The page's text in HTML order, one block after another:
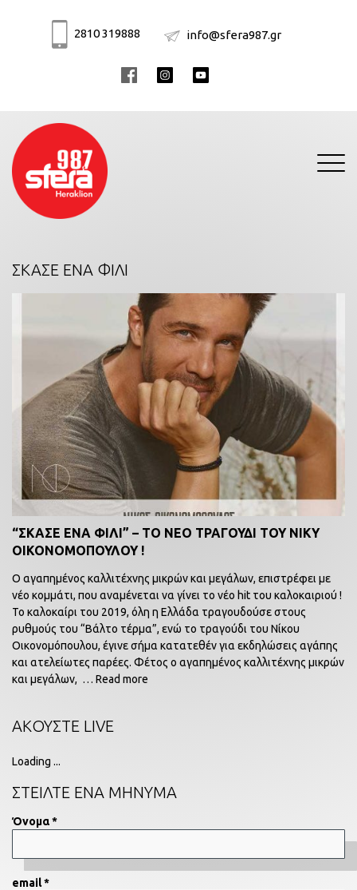
2810 319888 info@sfera987.gr
Toggle
ΣΚΑΣΕ ΕΝΑ ΦΙΛΙ
“ΣΚΑΣΕ ΕΝΑ ΦΙΛΙ” – ΤΟ ΝΕΟ ΤΡΑΓΟΥΔΙ ΤΟΥ ΝΙΚΥ
ΟΙΚΟΝΟΜΟΠΟΥΛΟΥ !
Ο αγαπημένος καλλιτέχνης μικρών και μεγάλων, επιστρέφει με
νέο κομμάτι, που αναμένεται να γίνει το νέο hit του καλοκαιριού !
Το καλοκαίρι του 2019, όλη η Ελλάδα τραγουδούσε στους
ρυθμούς του “Βάλτο τέρμα”, ενώ το τραγούδι του Νίκου
Οικονομόπουλου, έγινε σήμα κατατεθέν για εκδηλώσεις αγάπης
και ατελείωτες παρέες. Φέτος ο αγαπημένος καλλιτέχνης μικρών
και μεγάλων, … Read more
ΑΚΟΥΣΤΕ LIVE
Loading ...
ΣΤΕΙΛΤΕ ΕΝΑ ΜΗΝΥΜΑ
Όνομα *
email *